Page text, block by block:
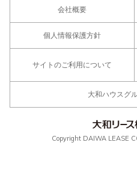
会社概要
個人情報保護方針
サイトのご利用について
大和ハウスグ
Copyright DAIWA LEASE